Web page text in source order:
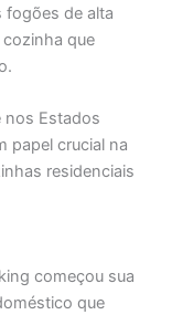
fogões de alta
que
nos Estados
papel crucial na
residenciais
começou sua
que